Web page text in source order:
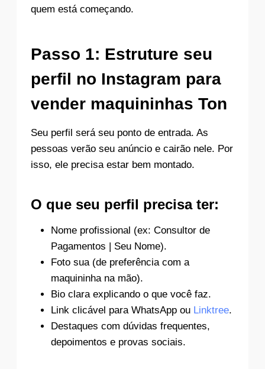
quem está começando.
Passo 1: Estruture seu
perfil no Instagram para
vender maquininhas Ton
Seu perfil será seu ponto de entrada. As
pessoas verão seu anúncio e cairão nele. Por
isso, ele precisa estar bem montado.
O que seu perfil precisa ter:
Nome profissional (ex: Consultor de
Pagamentos | Seu Nome).
Foto sua (de preferência com a
maquininha na mão).
Bio clara explicando o que você faz.
Link clicável para WhatsApp ou Linktree.
Destaques com dúvidas frequentes,
depoimentos e provas sociais.